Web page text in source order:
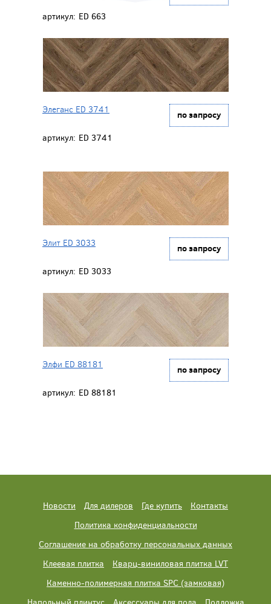
артикул: ED 663
Элеганс ED 3741 по запросу
артикул: ED 3741
Элит ED 3033 по запросу
артикул: ED 3033
Элфи ED 88181 по запросу
артикул: ED 88181
Новости Для дилеров Где купить
Контакты
Политика конфиденциальности
Соглашение на обработку персональных данных
Клеевая плитка
Кварц-виниловая плитка LVT
Каменно-полимерная плитка SPC (замковая)